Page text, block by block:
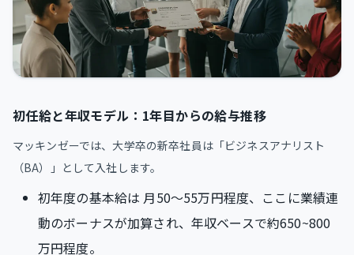
初任給と年収モデル：1年目からの給与推移
マッキンゼーでは、大学卒の新卒社員は「ビジネスアナリスト
（BA）」として入社します。
初年度の基本給は 月50〜55万円程度、ここに業績連
動のボーナスが加算され、年収ベースで約650~800
万円程度。